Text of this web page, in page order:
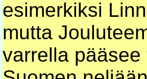
esimerkiksi
mutta
varrella